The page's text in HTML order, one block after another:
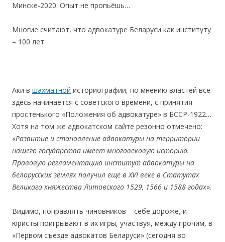
Минске-2020. Опыт не пропьёшь…
Многие считают, что адвокатуре Беларуси как институту
– 100 лет.
Аки в шахматной историографии, по мнению властей всё
здесь начинается с советского времени, с принятия
простенького «Положения об адвокатуре» в БССР-1922…
Хотя на том же адвокатском сайте резонно отмечено:
«Развитие и становление адвокатуры на территории
нашего государства имеет многовековую историю.
Правовую регламентацию институт адвокатуры на
белорусских землях получил еще вXVI веке в Статутах
Великого княжества Литовского 1529, 1566 и 1588 годах».
Видимо, поправлять чиновников – себе дороже, и
юристы поигрывают в их игры, участвуя, между прочим, в
«Первом съезде адвокатов Беларуси» (сегодня во